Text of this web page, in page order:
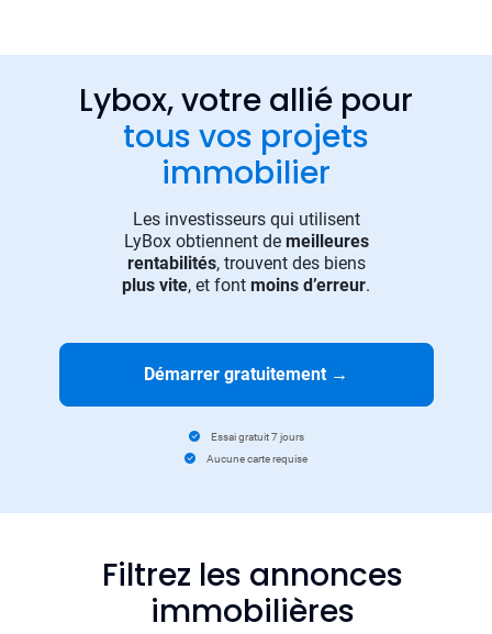
Lybox, votre allié pour
tous vos projets
immobilier
Les investisseurs qui utilisent
LyBox obtiennent de meilleures
rentabilités, trouvent des biens
plus vite, et font moins d’erreur.
Démarrer gratuitement →
Essai gratuit 7 jours
Aucune carte requise
Filtrez les annonces
immobilières